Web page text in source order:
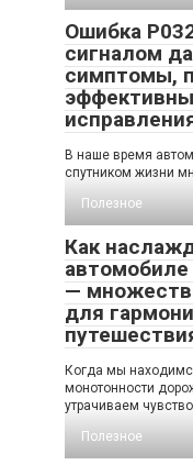
Ошибка
сигналом
симптомы,
В наше время
спутником жизни
Полезное
Как
—
для
Когда мы
монотонности
утрачиваем чувство
Полезное